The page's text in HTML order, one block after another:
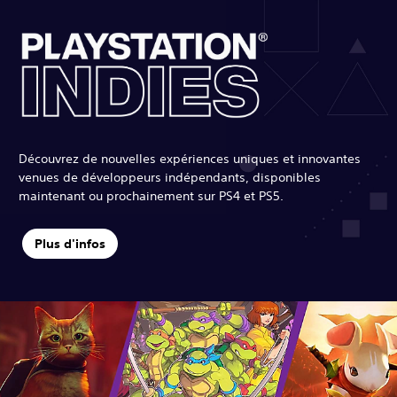
Découvrez de nouvelles expériences uniques et innovantes
venues de développeurs indépendants, disponibles
maintenant ou prochainement sur PS4 et PS5.
Plus d'infos